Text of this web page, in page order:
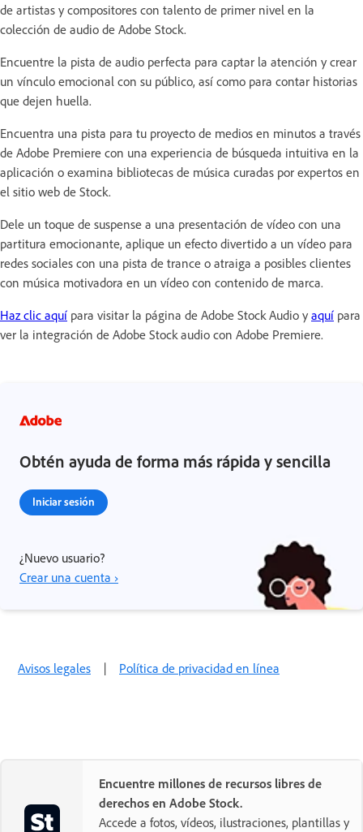
de artistas y compositores con talento de primer nivel en la
colección de audio de Adobe Stock.
Encuentre la pista de audio perfecta para captar la atención y crear
un vínculo emocional con su público, así como para contar historias
que dejen huella.
Encuentra una pista para tu proyecto de medios en minutos a través
de Adobe Premiere con una experiencia de búsqueda intuitiva en la
aplicación o examina bibliotecas de música curadas por expertos en
el sitio web de Stock.
Dele un toque de suspense a una presentación de vídeo con una
partitura emocionante, aplique un efecto divertido a un vídeo para
redes sociales con una pista de trance o atraiga a posibles clientes
con música motivadora en un vídeo con contenido de marca.
Haz clic aquí para visitar la página de Adobe Stock Audio y aquí para
ver la integración de Adobe Stock audio con Adobe Premiere.
Obtén ayuda de forma más rápida y sencilla
Iniciar sesión
¿Nuevo usuario?
Crear una cuenta ›
Avisos legales | Política de privacidad en línea
Encuentre millones de recursos libres de
derechos en Adobe Stock.
Accede a fotos, vídeos, ilustraciones, plantillas y